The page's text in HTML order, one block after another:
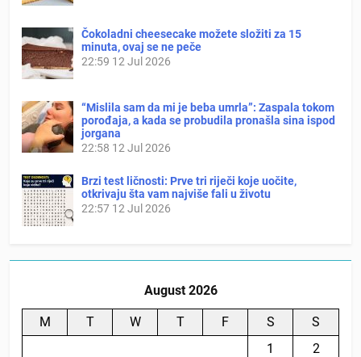
Čokoladni cheesecake možete složiti za 15
minuta, ovaj se ne peče
22:59 12 Jul 2026
“Mislila sam da mi je beba umrla”: Zaspala tokom
porođaja, a kada se probudila pronašla sina ispod
jorgana
22:58 12 Jul 2026
Brzi test ličnosti: Prve tri riječi koje uočite,
otkrivaju šta vam najviše fali u životu
22:57 12 Jul 2026
August 2026
M T W T F S
S
1
2